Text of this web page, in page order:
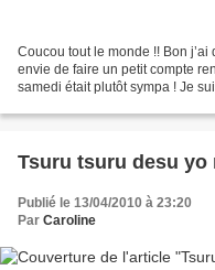
Coucou tout le monde !! Bon j’ai
envie de faire un petit compte
samedi était plutôt sympa ! Je
Tsuru tsuru desu yo
Publié le 13/04/2010 à 23:20
Par Caroline